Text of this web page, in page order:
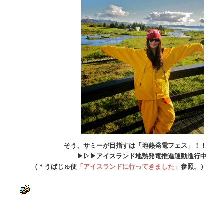
そう、サミーが目指すは「地熱発電フェス」！！
▶︎▷▶︎アイスランド地熱発電推進運動進行中
（＊うばじゅ便「アイスランドに行ってきました」 参照。）